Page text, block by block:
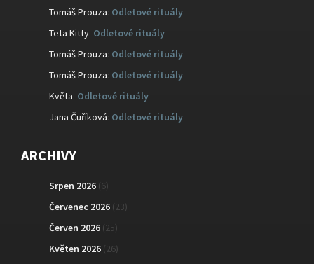
Tomáš Prouza Odletové rituály
Teta Kitty Odletové rituály
Tomáš Prouza Odletové rituály
Tomáš Prouza Odletové rituály
Květa: Odletové rituály
Jana Čuříková: Odletové rituály
ARCHIVY
Srpen 2026 (6)
Červenec 2026 (23)
Červen 2026 (25)
Květen 2026 (26)